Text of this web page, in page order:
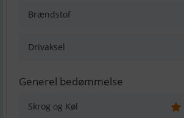
Brændstof
Drivaksel
Generel bedømmelse
Skrog og Køl